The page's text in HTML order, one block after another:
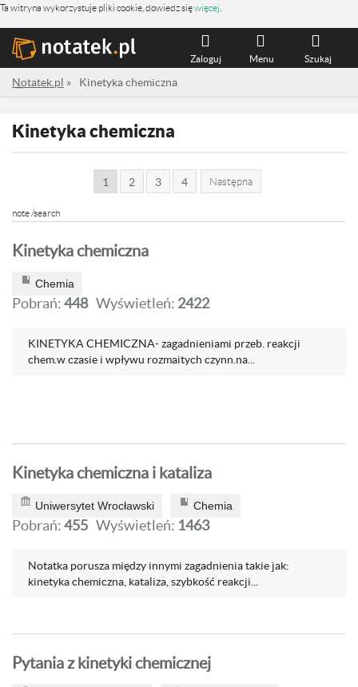
Ta witryna wykorzystuje pliki cookie, dowiedz sięwięcej
Szukaj
Menu
Zaloguj
Notatek.pl » Kinetyka chemiczna
Kinetyka chemiczna
1 2 3 4 Następna
note /search
Kinetyka chemiczna
Chemia
Pobrań:448 Wyświetleń: 2422
KINETYKA CHEMICZNA- zagadnieniami przeb. reakcji
chem.w czasie i wpływu rozmaitych czynn.na...
Kinetyka chemiczna i kataliza
Uniwersytet Wrocławski Chemia
Pobrań:455 Wyświetleń: 1463
Notatka porusza między innymi zagadnienia takie jak:
kinetyka chemiczna, kataliza, szybkość reakcji...
Pytania z kinetyki chemicznej